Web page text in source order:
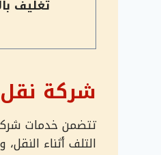
تغليف
شركة
تتضمن خدمات
التلف أثناء